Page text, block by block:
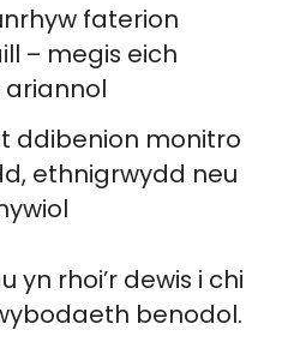
faterion
– megis eich
ddibenion monitro
ethnigrwydd neu
yn rhoi’r dewis i chi
benodol.